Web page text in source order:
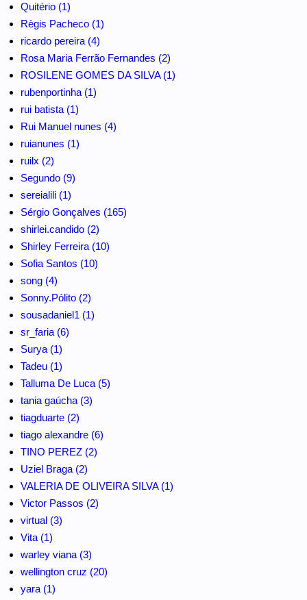
Quitério (1)
Règis Pacheco (1)
ricardo pereira (4)
Rosa Maria Ferrão Fernandes (2)
ROSILENE GOMES DA SILVA (1)
rubenportinha (1)
rui batista (1)
Rui Manuel nunes (4)
ruianunes (1)
ruilx (2)
Segundo (9)
sereialili (1)
Sérgio Gonçalves (165)
shirlei.candido (2)
Shirley Ferreira (10)
Sofia Santos (10)
song (4)
Sonny.Pólito (2)
sousadaniel1 (1)
sr_faria (6)
Surya (1)
Tadeu (1)
Talluma De Luca (5)
tania gaúcha (3)
tiagduarte (2)
tiago alexandre (6)
TINO PEREZ (2)
Uziel Braga (2)
VALERIA DE OLIVEIRA SILVA (1)
Victor Passos (2)
virtual (3)
Vita (1)
warley viana (3)
wellington cruz (20)
yara (1)